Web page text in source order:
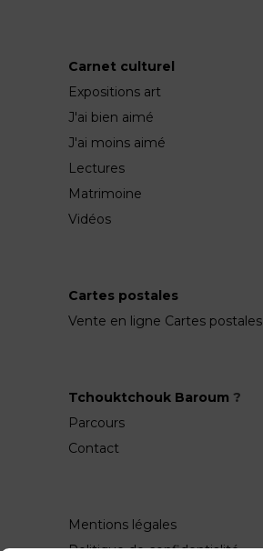
Carnet culturel
Expositions art
J'ai bien aimé
J'ai moins aimé
Lectures
Matrimoine
Vidéos
Cartes postales
Vente en ligne Cartes postales
Tchouktchouk Baroum ?
Parcours
Contact
Mentions légales